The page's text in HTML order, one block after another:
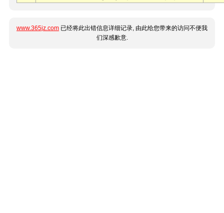
www.365jz.com 已经将此出错信息详细记录, 由此给您带来的访问不便我
们深感歉意.